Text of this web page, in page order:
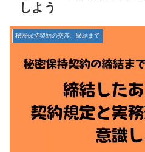
しよう
秘密保持契約の交渉、締結まで